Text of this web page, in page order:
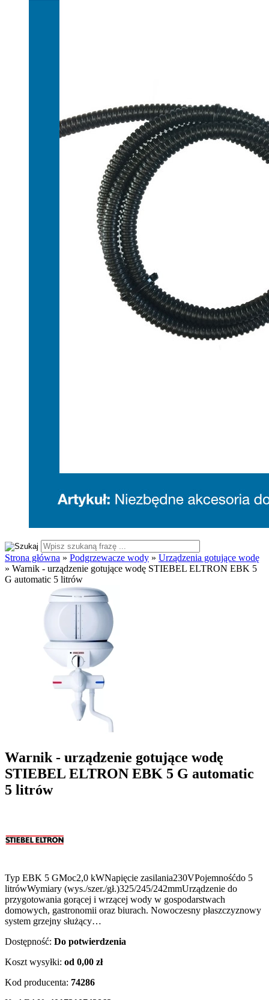
Strona główna » Podgrzewacze wody » Urządzenia gotujące wodę
» Warnik - urządzenie gotujące wodę STIEBEL ELTRON EBK 5
G automatic 5 litrów
Warnik - urządzenie gotujące wodę
STIEBEL ELTRON EBK 5 G automatic
5 litrów
Typ EBK 5 GMoc2,0 kWNapięcie zasilania230VPojemnośćdo 5
litrówWymiary (wys./szer./gł.)325/245/242mmUrządzenie do
przygotowania gorącej i wrzącej wody w gospodarstwach
domowych, gastronomii oraz biurach. Nowoczesny płaszczyznowy
system grzejny służący…
Dostępność: Do potwierdzenia
Koszt wysyłki: od 0,00 zł
Kod producenta: 74286